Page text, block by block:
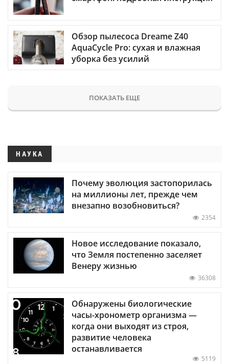
Обзор пылесоса Dreame Z40
AquaCycle Pro: сухая и влажная
уборка без усилий
ПОКАЗАТЬ ЕЩЕ
НАУКА
Почему эволюция застопорилась
на миллионы лет, прежде чем
внезапно возобновиться?
2354
Новое исследование показало,
что Земля постепенно заселяет
Венеру жизнью
36308
Обнаружены биологические
часы-хронометр организма —
когда они выходят из строя,
развитие человека
останавливается
5119